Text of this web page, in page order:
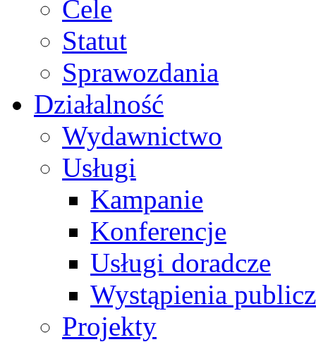
Cele
Statut
Sprawozdania
Działalność
Wydawnictwo
Usługi
Kampanie
Konferencje
Usługi doradcze
Wystąpienia
Projekty